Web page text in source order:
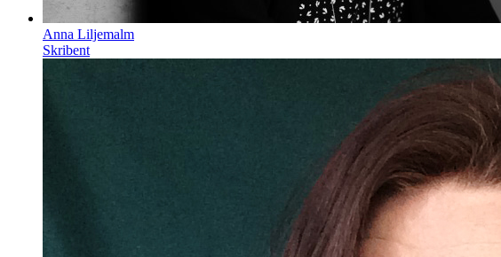
Anna Liljemalm
Skribent